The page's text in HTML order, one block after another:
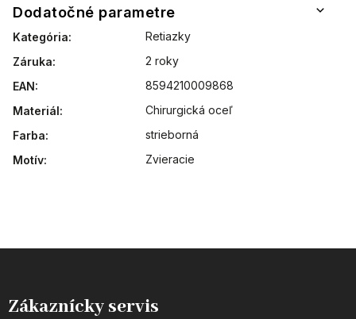
Dodatočné parametre
Kategória:
Retiazky
Záruka:
2 roky
EAN:
8594210009868
Materiál:
Chirurgická oceľ
Farba:
strieborná
Motív: Zvieracie
Zákaznícky servis